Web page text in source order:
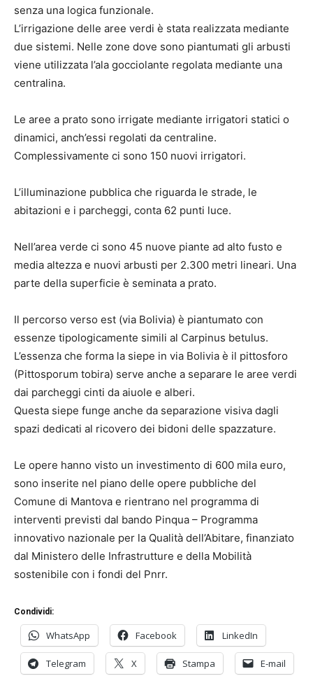
senza una logica funzionale.
L’irrigazione delle aree verdi è stata realizzata mediante
due sistemi. Nelle zone dove sono piantumati gli arbusti
viene utilizzata l’ala gocciolante regolata mediante una
centralina.
Le aree a prato sono irrigate mediante irrigatori statici o
dinamici, anch’essi regolati da centraline.
Complessivamente ci sono 150 nuovi irrigatori.
L’illuminazione pubblica che riguarda le strade, le
abitazioni e i parcheggi, conta 62 punti luce.
Nell’area verde ci sono 45 nuove piante ad alto fusto e
media altezza e nuovi arbusti per 2.300 metri lineari. Una
parte della superficie è seminata a prato.
Il percorso verso est (via Bolivia) è piantumato con
essenze tipologicamente simili al Carpinus betulus.
L’essenza che forma la siepe in via Bolivia è il pittosforo
(Pittosporum tobira) serve anche a separare le aree verdi
dai parcheggi cinti da aiuole e alberi.
Questa siepe funge anche da separazione visiva dagli
spazi dedicati al ricovero dei bidoni delle spazzature.
Le opere hanno visto un investimento di 600 mila euro,
sono inserite nel piano delle opere pubbliche del
Comune di Mantova e rientrano nel programma di
interventi previsti dal bando Pinqua – Programma
innovativo nazionale per la Qualità dell’Abitare, finanziato
dal Ministero delle Infrastrutture e della Mobilità
sostenibile con i fondi del Pnrr.
Condividi:
WhatsApp Facebook LinkedIn
Telegram X Stampa E-mail